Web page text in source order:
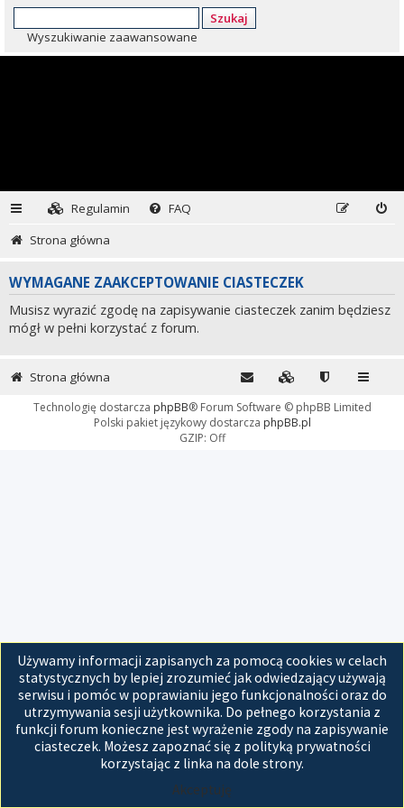
Szukaj
Wyszukiwanie zaawansowane
Regulamin
FAQ
Strona główna
WYMAGANE ZAAKCEPTOWANIE CIASTECZEK
Musisz wyrazić zgodę na zapisywanie ciasteczek zanim będziesz
mógł w pełni korzystać z forum.
Używamy informacji zapisanych za pomocą cookies w celach
statystycznych by lepiej zrozumieć jak odwiedzający używają
serwisu i pomóc w poprawianiu jego funkcjonalności oraz do
utrzymywania sesji użytkownika. Do pełnego korzystania z
funkcji forum konieczne jest wyrażenie zgody na zapisywanie
ciasteczek. Możesz zapoznać się z polityką prywatności
korzystając z linka na dole strony.
Akceptuję
Strona główna
Technologię dostarcza phpBB® Forum Software © phpBB Limited
Polski pakiet językowy dostarcza phpBB.pl
GZIP: Off